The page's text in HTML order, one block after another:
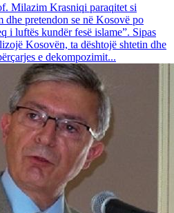
Milazim Krasniqi paraqitet si
pretendon se në Kosovë po
i luftës kundër fesë islame”. Sipas
Kosovën, ta dështojë shtetin dhe
e dekompozimit...